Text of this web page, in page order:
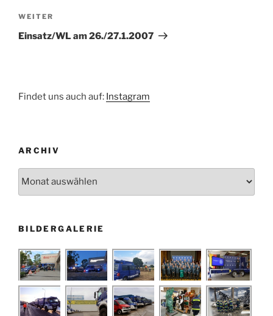
Nächster
Beitrag
WEITER
Einsatz/WL am 26./27.1.2007
Findet uns auch auf: Instagram
ARCHIV
BILDERGALERIE